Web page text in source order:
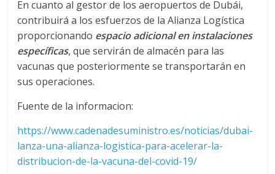
n
B
o
En cuanto al gestor de los aeropuertos de Dubái,
contribuirá a los esfuerzos de la Alianza Logística
proporcionando espacio adicional en instalaciones
específicas, que servirán de almacén para las
vacunas que posteriormente se transportarán en
sus operaciones.
Fuente de la informacion:
https://www.cadenadesuministro.es/noticias/dubai-
lanza-una-alianza-logistica-para-acelerar-la-
distribucion-de-la-vacuna-del-covid-19/